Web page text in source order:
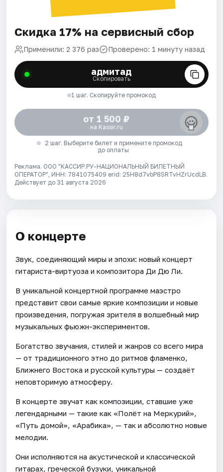
Скидка 17% на сервисный сбор
Применили: 2 376 раз Проверено: 1 минуту назад
адмитад
Скопировать
1 шаг. Скопируйте промокод
от 1 500 ₽
на Kassir.ru
2 шаг. Выберите билет и примените промокод
до оплаты
Реклама. ООО "КАССИР.РУ-НАЦИОНАЛЬНЫЙ БИЛЕТНЫЙ
ОПЕРАТОР", ИНН: 7841075409 erid: 25H8d7vbP8SRTvHZrUcdLB.
Действует до 31 августа 2026
О концерте
Звук, соединяющий миры и эпохи: новый концерт
гитариста-виртуоза и композитора Ди Дю Ли.
В уникальной концертной программе маэстро
представит свои самые яркие композиции и новые
произведения, погружая зрителя в волшебный мир
музыкальных фьюжн-экспериментов.
Богатство звучания, стилей и жанров со всего мира
— от традиционного этно до ритмов фламенко,
Ближнего Востока и русской культуры — создаёт
неповторимую атмосферу.
В концерте звучат как композиции, ставшие уже
легендарными — такие как «Полёт на Меркурий»,
«Путь домой», «Арабика», — так и абсолютно новые
мелодии.
Они исполняются на акустической и классической
гитарах, греческой бузуки, уникальной